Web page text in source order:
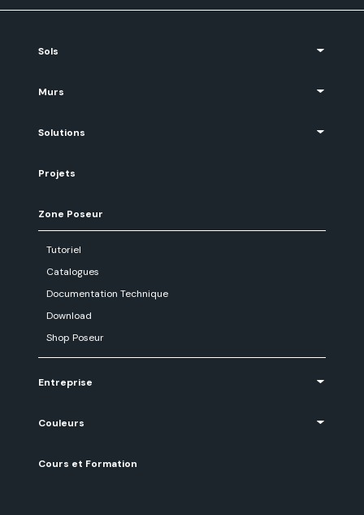
Sols
Murs
Solutions
Projets
Zone Poseur
Tutoriel
Catalogues
Documentation Technique
Download
Shop Poseur
Entreprise
Couleurs
Cours et Formation